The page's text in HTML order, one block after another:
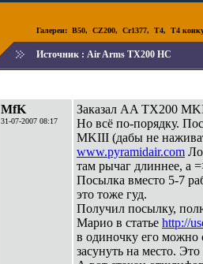
Галереи: B50, CZ200, Cr1377, T4, T4
Источник : Air Arms TX200 HC
MfK
31-07-2007 08:17
Заказал AA TX200
Но всё по-порядку.
MKIII (дабы не
www.pyramidair.com
там рычаг длиннее, а
Посылка вместо 5-7
это тоже гуд.
Получил посылку,
Марио в статье http://
в одиночку его можно
засунуть на место. Это